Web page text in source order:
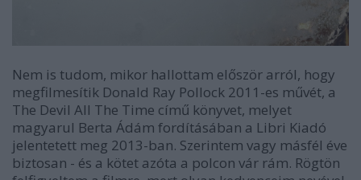
Nem is tudom, mikor hallottam először arról, hogy
megfilmesítik Donald Ray Pollock 2011-es művét, a
The Devil All The Time című könyvet, melyet
magyarul Berta Ádám fordításában a Libri Kiadó
jelentetett meg 2013-ban. Szerintem vagy másfél éve
biztosan - és a kötet azóta a polcon vár rám. Rögtön